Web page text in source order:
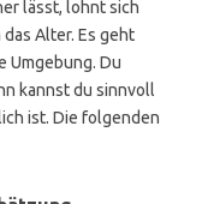
lässt, lohnt sich
Alter. Es geht
Umgebung. Du
kannst du sinnvoll
ist. Die folgenden